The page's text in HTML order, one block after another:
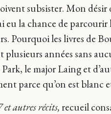
subsister. Mon désir
eu la chance de
Pourquoi les livres de
plusieurs années sans
le major Laing et
parce qu’on est blanc
et autres récits, recueil